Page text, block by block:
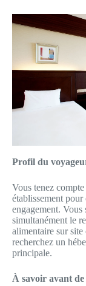
Profil du
Vous tenez
établissement
engagement.
simultanément le
alimentaire sur
recherchez un
principale.
À savoir avant